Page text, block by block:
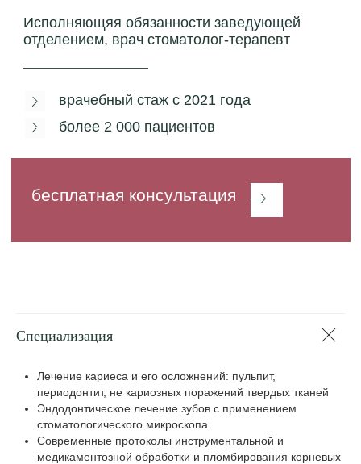
Специализация
Лечение кариеса и его осложнений: пульпит,
периодонтит, не кариозных поражений твердых тканей
Эндодонтическое лечение зубов с применением
стоматологического микроскопа
Современные протоколы инструментальной и
медикаментозной обработки и пломбирования корневых
Стоматология — это любовь с
первого взгляда. Для меня
главное — качественное лечение
"